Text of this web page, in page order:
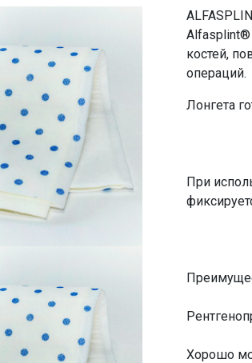
Аlfasplint®
костей,
операций.
Лонгета
При
Хорошо